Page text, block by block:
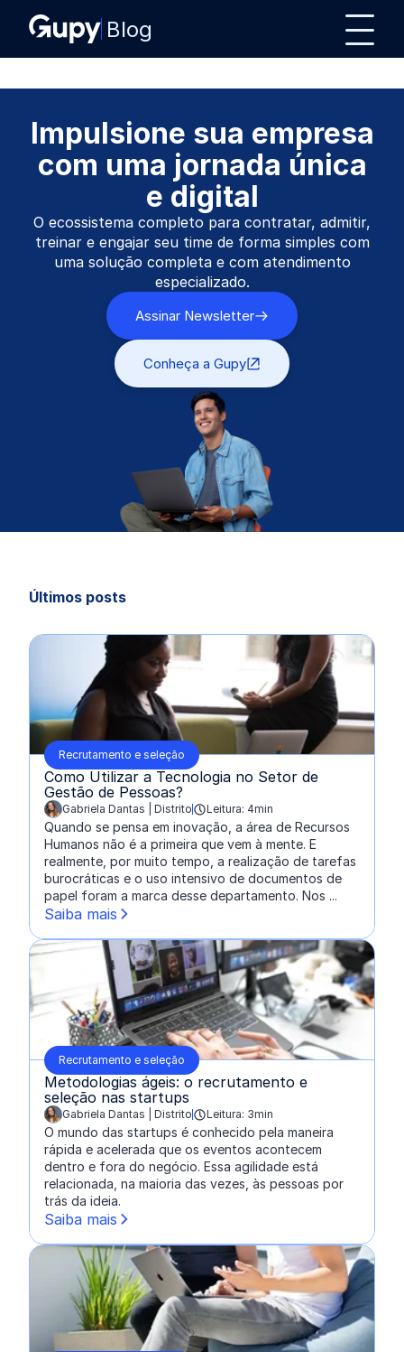
Blog
Impulsione sua empresa
com uma jornada única
e digital
O ecossistema completo para contratar, admitir,
treinar e engajar seu time de forma simples com
uma solução completa e com atendimento
especializado.
Assinar Newsletter
Conheça a Gupy
Últimos posts
Recrutamento e seleção
Como Utilizar a Tecnologia no Setor de
Gestão de Pessoas?
escrito por:
Gabriela Dantas | Distrito Leitura: 4min
Quando se pensa em inovação, a área de Recursos
Humanos não é a primeira que vem à mente. E
realmente, por muito tempo, a realização de tarefas
burocráticas e o uso intensivo de documentos de
papel foram a marca desse departamento. Nos ...
Saiba mais
Recrutamento e seleção
Metodologias ágeis: o recrutamento e
seleção nas startups
escrito por:
Gabriela Dantas | Distrito Leitura: 3min
O mundo das startups é conhecido pela maneira
rápida e acelerada que os eventos acontecem
dentro e fora do negócio. Essa agilidade está
relacionada, na maioria das vezes, às pessoas por
trás da ideia.
Saiba mais